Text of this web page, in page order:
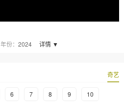
年份： 2024 详情 ▼
奇艺
6 7 8 9 10